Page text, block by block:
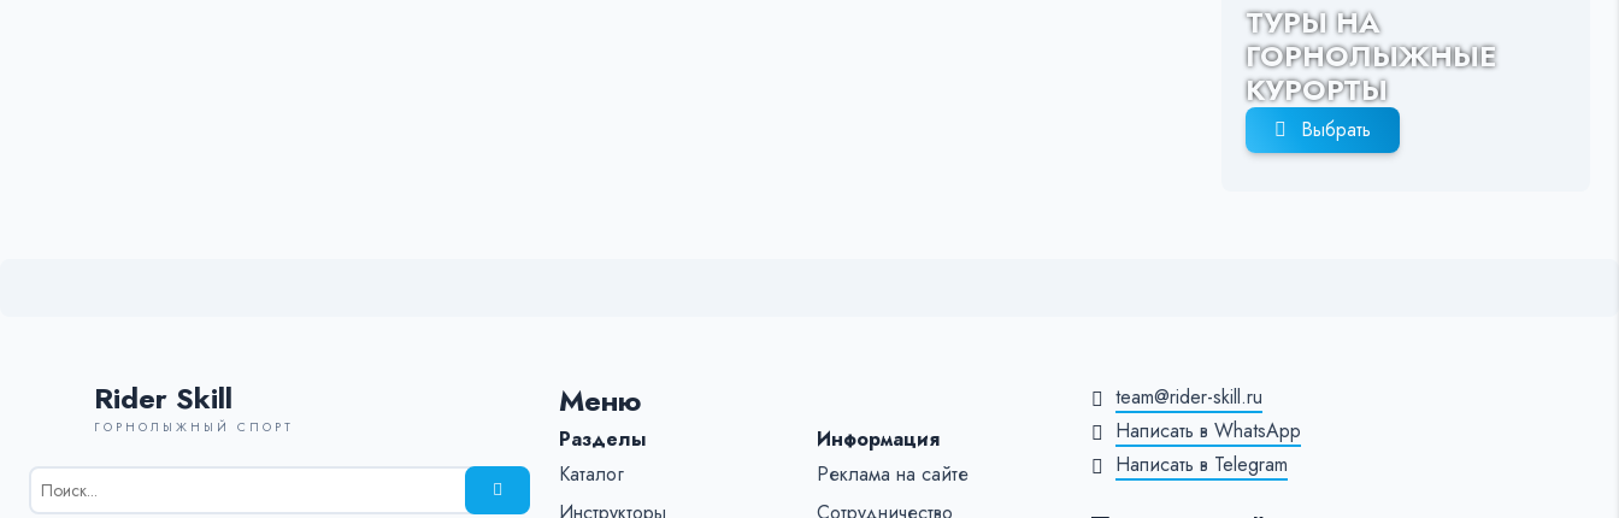
ТУРЫ НА
ГОРНОЛЫЖНЫЕ
КУРОРТЫ
Выбрать
Rider Skill
ГОРНОЛЫЖНЫЙ СПОРТ
Результаты
поиска
Меню
Разделы
Каталог
Информация
Реклама на сайте
team@rider-skill.ru
Написать в WhatsApp
Написать в Telegram